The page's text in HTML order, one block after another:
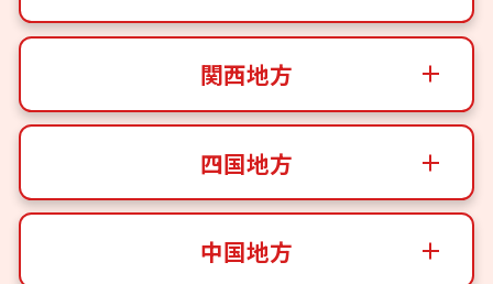
関西地方
四国地方
中国地方